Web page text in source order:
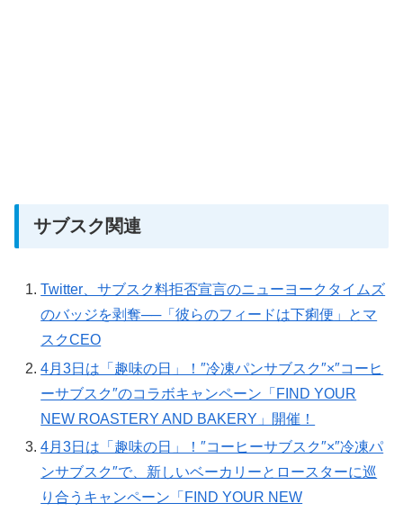
サブスク関連
Twitter、サブスク料拒否宣言のニューヨークタイムズ
のバッジを剥奪──「彼らのフィードは下痢便」とマ
スクCEO
4月3日は「趣味の日」！″冷凍パンサブスク″×″コーヒ
ーサブスク″のコラボキャンペーン「FIND YOUR
NEW ROASTERY AND BAKERY」開催！
4月3日は「趣味の日」！″コーヒーサブスク″×″冷凍パ
ンサブスク″で、新しいベーカリーとロースターに巡
り合うキャンペーン「FIND YOUR NEW